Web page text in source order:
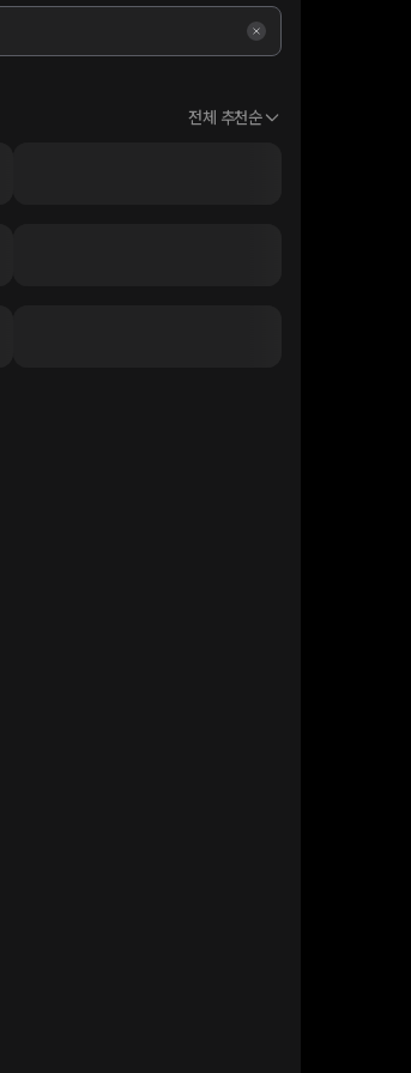
전체 추천순